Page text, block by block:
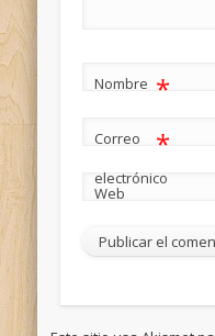
Nombre *
Correo
electrónico
*
Web